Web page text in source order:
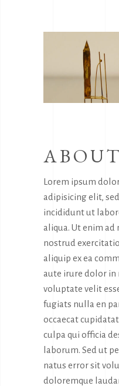
ABOUT
Lorem ipsum
adipisicing elit,
incididunt ut
aliqua. Ut enim ad
nostrud
aliquip ex ea
aute irure dolor in
voluptate velit
fugiats nulla en
occaecat
culpa qui officia
laborum. Sed ut
natus error sit
doloremque